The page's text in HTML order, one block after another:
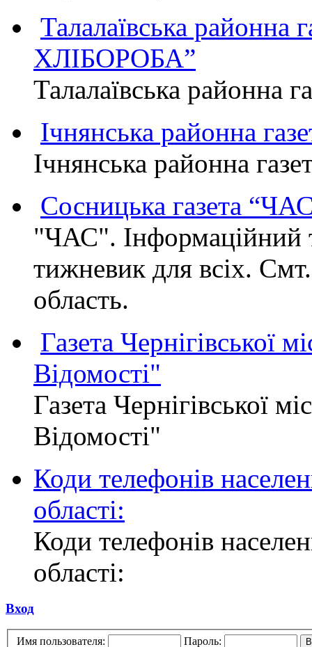
Талалаївська
ХЛІБОРОБА”
Талалаївська
Ічнянська районна
Ічнянська районна
Сосницька газета
"ЧАС". Інформаційний
тижневик для всіх.
область.
Газета Чернігівської
Відомості"
Газета Чернігівської
Відомості"
Коди телефонів
області:
Коди телефонів
області:
Вход
Имя пользователя: Пароль: